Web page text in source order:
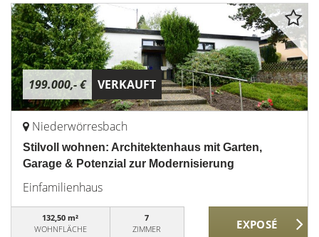
199.000,- € VERKAUFT
Niederwörresbach
Stilvoll wohnen: Architektenhaus mit Garten,
Garage & Potenzial zur Modernisierung
Einfamilienhaus
132,50 m²
WOHNFLÄCHE
7
ZIMMER